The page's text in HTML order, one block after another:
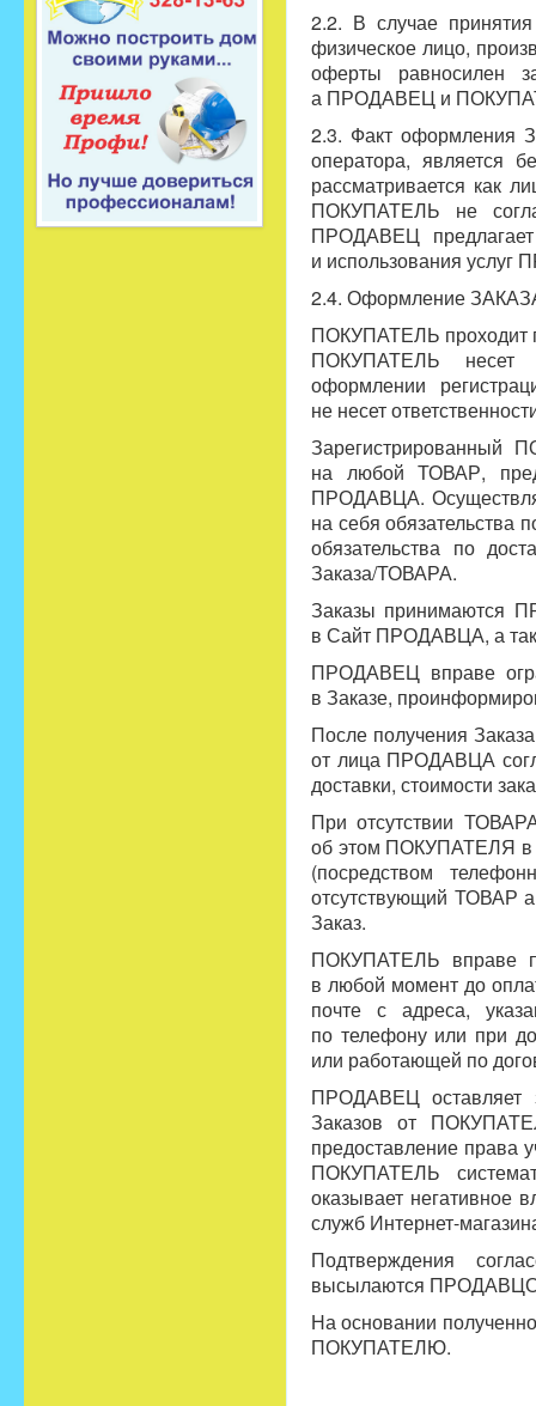
2.2. В случае
физическое лицо,
оферты равносилен
а ПРОДАВЕЦ и
2.3. Факт оформления
оператора, является
рассматривается как
ПОКУПАТЕЛЬ не
ПРОДАВЕЦ
и использования
2.4. Оформление
ПОКУПАТЕЛЬ проходит
ПОКУПАТЕЛЬ несет
оформлении
не несет
Зарегистрированный
на любой ТОВАР,
ПРОДАВЦА.
на себя
обязательства по
Заказа/ТОВАРА.
Заказы принимаются
в Сайт ПРОДАВЦА, а
ПРОДАВЕЦ вправе
в Заказе,
После получения
от лица ПРОДАВЦА
доставки, стоимости
При отсутствии
об этом ПОКУПАТЕЛЯ в
(посредством
отсутствующий ТОВАР
Заказ.
ПОКУПАТЕЛЬ вправе
в любой момент до
почте с адреса,
по телефону или при
или работающей по
ПРОДАВЕЦ оставляет
Заказов от
предоставление
ПОКУПАТЕЛЬ
оказывает негативное
служб Интернет-
Подтверждения
высылаются
На основании
ПОКУПАТЕЛЮ.